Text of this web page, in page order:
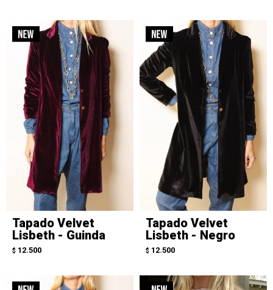
Tapado Velvet
Lisbeth - Guinda
$ 12.500
Tapado Velvet
Lisbeth - Negro
$ 12.500